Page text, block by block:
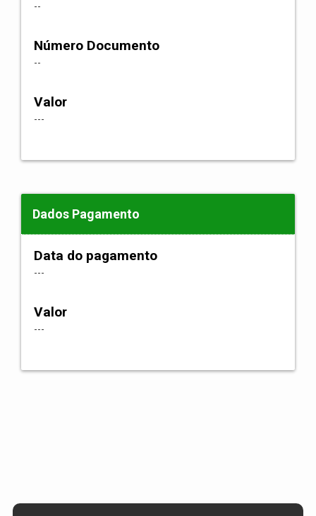
--
Número Documento
--
Valor
---
Dados Pagamento
Data do pagamento
---
Valor
---